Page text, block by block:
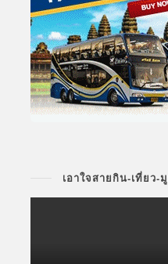
เอาใจสายกิน-เที่ยว-